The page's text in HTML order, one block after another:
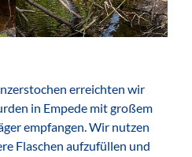
erreichten wir
in Empede mit großem
empfangen. Wir nutzen
Flaschen aufzufüllen und